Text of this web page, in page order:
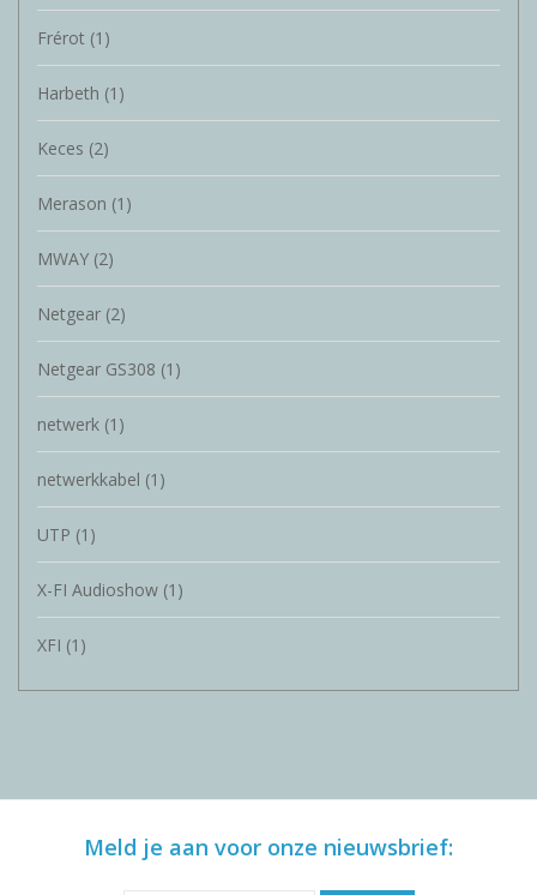
Frérot (1)
Harbeth (1)
Keces (2)
Merason (1)
MWAY (2)
Netgear (2)
Netgear GS308 (1)
netwerk (1)
netwerkkabel (1)
UTP (1)
X-FI Audioshow (1)
XFI (1)
Meld je aan voor onze nieuwsbrief: